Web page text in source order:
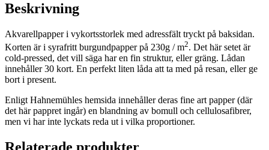
Beskrivning
Akvarellpapper i vykortsstorlek med adressfält tryckt på baksidan.
Korten är i syrafritt burgundpapper på 230g / m2. Det här setet är
cold-pressed, det vill säga har en fin struktur, eller gräng. Lådan
innehåller 30 kort. En perfekt liten låda att ta med på resan, eller ge
bort i present.
Enligt Hahnemühles hemsida innehåller deras fine art papper (där
det här pappret ingår) en blandning av bomull och cellulosafibrer,
men vi har inte lyckats reda ut i vilka proportioner.